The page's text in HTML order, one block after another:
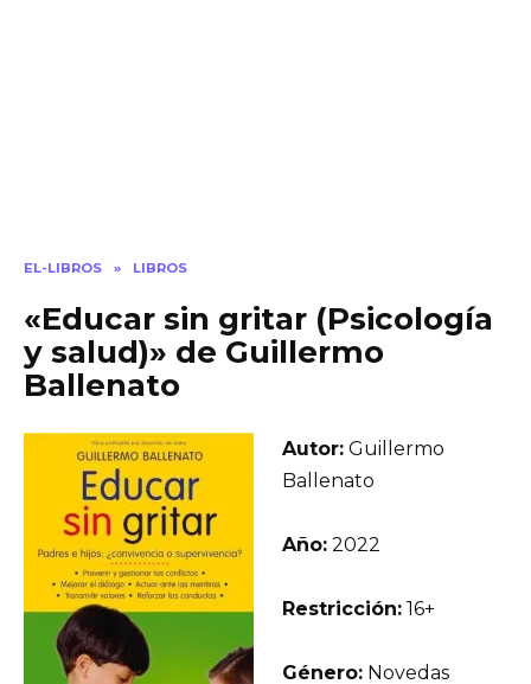
EL-LIBROS » LIBROS
«Educar sin gritar (Psicología
y salud)» de Guillermo
Ballenato
Autor: Guillermo
Ballenato
Año: 2022
Restricción: 16+
Género: Novedas